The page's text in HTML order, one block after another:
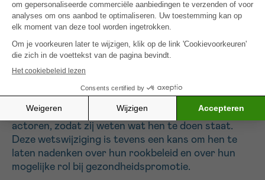
De rookkamers in de horeca worden niet
afgeschaft; maar de toegang wordt verboden voor
Aanvullende maatregelen vereist
Stichting tegen Kanker adviseert om deze wet in te
voeren en om samen met de regio’s werk te maken
van duidelijke richtlijnen voor alle betrokken
actoren, zodat zij weten wat hen te doen staat.
Deze wetswijziging is tevens een kans om hen te
laten nadenken over hun rookbeleid en over hun
mogelijke rol bij gezondheidspromotie.